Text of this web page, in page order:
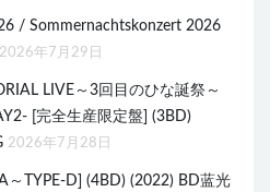
/ Sommernachtskonzert 2026
2026年7月29日
LIVE～3回目のひな誕祭～
[完全生産限定盤] (3BD)
2026年7月28日
～TYPE-D] (4BD) (2022) BD蓝光